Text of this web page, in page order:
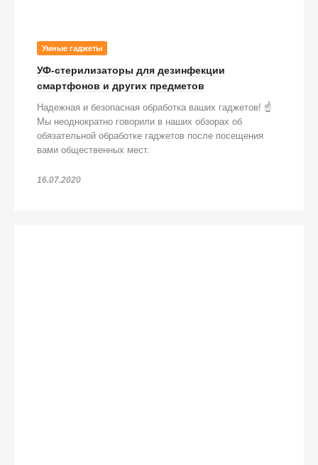
Умные гаджеты
УФ-стерилизаторы для дезинфекции
смартфонов и других предметов
Надежная и безопасная обработка ваших гаджетов! ☝️
Мы неоднократно говорили в наших обзорах об
обязательной обработке гаджетов после посещения
вами общественных мест.
16.07.2020